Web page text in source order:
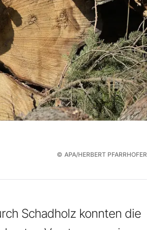
© APA/HERBERT PFARRHOFER
Schadholz konnten die